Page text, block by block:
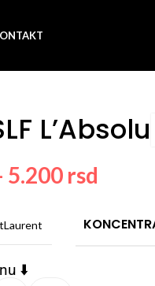
L’Absolu
5.200 rsd
⬇️